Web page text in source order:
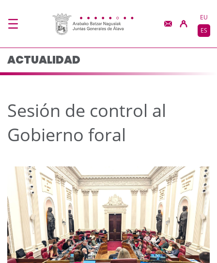
Sesión de control al
EU
ES
ACTUALIDAD
Sesión de control al
Gobierno foral